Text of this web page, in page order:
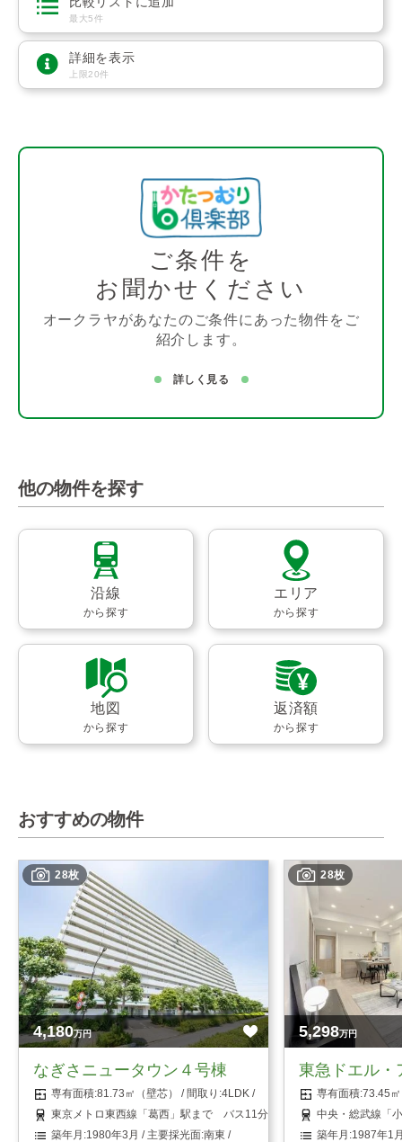
最大5件
詳細を表示
上限20件
ご条件を
お聞かせください
オークラヤがあなたのご条件にあった物件をご
紹介します。
詳しく見る
他の物件を探す
沿線
から探す
エリア
から探す
地図
から探す
返済額
から探す
おすすめの物件
28枚
4,180万円
なぎさニュータウン４号棟
81.73㎡（壁芯）
4LDK
東京メトロ東西線「葛西」駅まで バス11分 「なぎさニュータウン
1980年3月
南東
28枚
5,298万円
東急ドエル・
73.45
中央・総武線「
1987年1